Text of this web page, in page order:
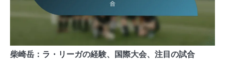
柴崎岳：ラ・リーガの経験、国際大会、注目の試合